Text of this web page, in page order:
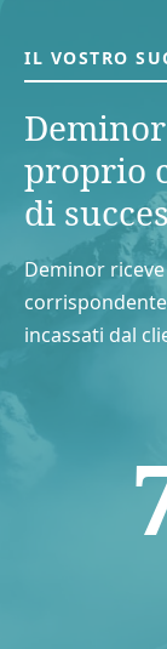
IL VOSTRO
proprio
di
Deminor
incassati dal